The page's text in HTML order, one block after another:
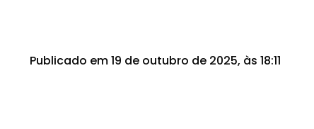
Publicado em 19 de outubro de 2025, às 18:11